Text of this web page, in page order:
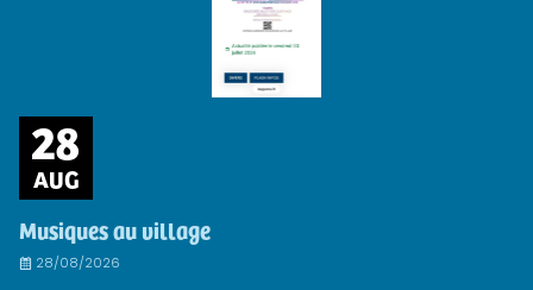
28
AUG
Musiques au village
28/08/2026